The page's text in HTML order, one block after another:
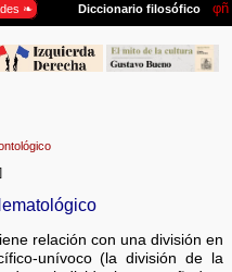
relación con una división en
unívoco (la división de la